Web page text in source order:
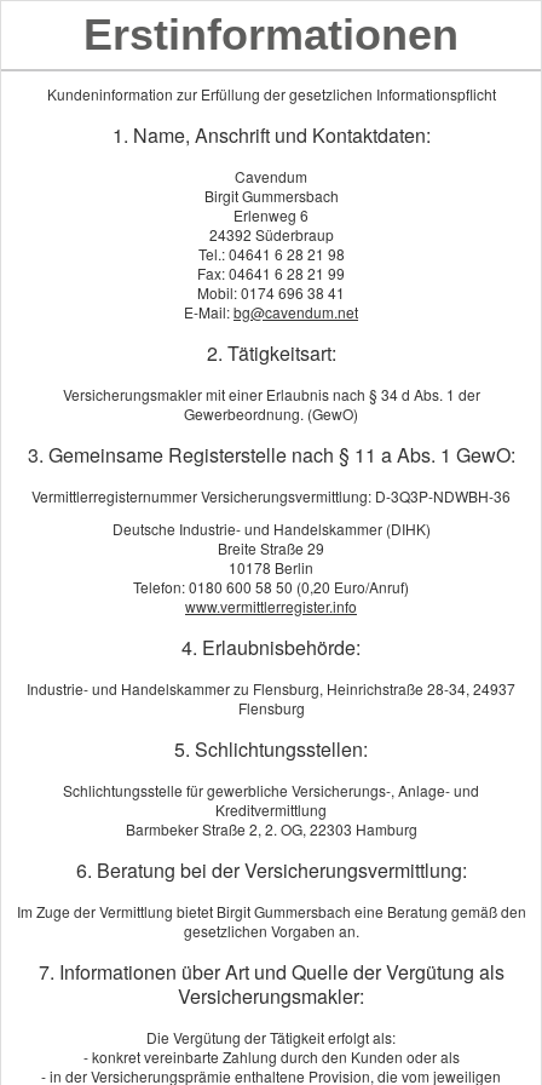
Bauherren-Haft­pflicht
Nicht abgedeckte Baugruben, provisorische Treppenkonstruktionen
Baustelle ist immer eine Gefahrenquelle. Als Bauherr sind Sie
verpflichtet, Maßnahmen zum Schutz anderer zu treffen. Mit der
Bauherren-Haft­pflichtversicherung sind Sie auf der sicheren Seite
Schadenersatzansprüche wegen eines Per­sonen-, Sach- oder
dann, wenn es darüber zum Rechtsstreit kommt.
Erstinformationen
Kundeninformation zur Erfüllung der gesetzlichen Informationspflicht
1. Name, Anschrift und Kontaktdaten:
Cavendum
Birgit Gummersbach
Erlenweg 6
24392 Süderbraup
Tel.: 04641 6 28 21 98
Fax: 04641 6 28 21 99
Mobil: 0174 696 38 41
E-Mail:bg@cavendum.net
2. Tätigkeitsart:
Versicherungsmakler mit einer Erlaubnis nach § 34 d Abs. 1 der
Gewerbeordnung. (GewO)
3. Gemeinsame Registerstelle nach § 11 a Abs. 1 GewO:
Vermittlerregisternummer Versicherungsvermittlung: D-3Q3P-NDWBH-36
Deutsche Industrie- und Handelskammer (DIHK)
Breite Straße 29
10178 Berlin
Telefon: 0180 600 58 50 (0,20 Euro/Anruf)
www.vermittlerregister.info
4. Erlaubnisbehörde:
Industrie- und Handelskammer zu Flensburg, Heinrichstraße 28-34, 24937
Flensburg
5. Schlichtungsstellen:
Schlichtungsstelle für gewerbliche Versicherungs-, Anlage- und
Kreditvermittlung
Barmbeker Straße 2, 2. OG, 22303 Hamburg
6. Beratung bei der Versicherungsvermittlung:
Im Zuge der Vermittlung bietet Birgit Gummersbach eine Beratung gemäß den
gesetzlichen Vorgaben an.
7. Informationen über Art und Quelle der Vergütung als
Versicherungsmakler:
Die Vergütung der Tätigkeit erfolgt als:
- konkret vereinbarte Zahlung durch den Kunden oder als
- in der Versicherungsprämie enthaltene Provision, die vom jeweiligen